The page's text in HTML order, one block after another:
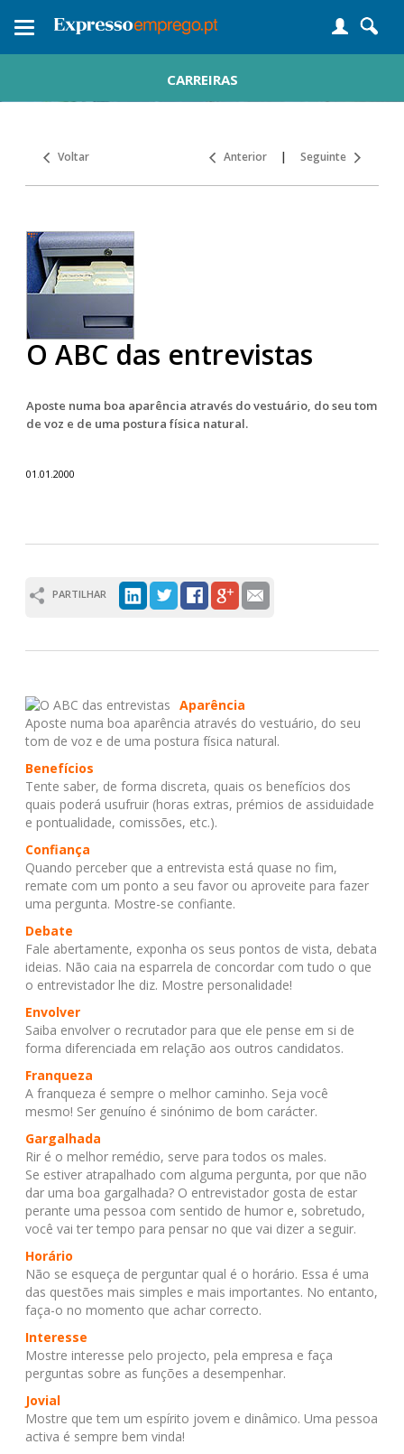
Toggle
CARREIRAS
Voltar Anterior | Seguinte
O ABC das entrevistas
Aposte numa boa aparência através do vestuário, do seu tom
de voz e de uma postura física natural.
01.01.2000
PARTILHAR
Aparência
Aposte numa boa aparência através do vestuário, do seu
tom de voz e de uma postura física natural.
Benefícios
Tente saber, de forma discreta, quais os benefícios dos
quais poderá usufruir (horas extras, prémios de assiduidade
e pontualidade, comissões, etc.).
Confiança
Quando perceber que a entrevista está quase no fim,
remate com um ponto a seu favor ou aproveite para fazer
uma pergunta. Mostre-se confiante.
Debate
Fale abertamente, exponha os seus pontos de vista, debata
ideias. Não caia na esparrela de concordar com tudo o que
o entrevistador lhe diz. Mostre personalidade!
Envolver
Saiba envolver o recrutador para que ele pense em si de
forma diferenciada em relação aos outros candidatos.
Franqueza
A franqueza é sempre o melhor caminho. Seja você
mesmo! Ser genuíno é sinónimo de bom carácter.
Gargalhada
Rir é o melhor remédio, serve para todos os males.
Se estiver atrapalhado com alguma pergunta, por que não
dar uma boa gargalhada? O entrevistador gosta de estar
perante uma pessoa com sentido de humor e, sobretudo,
você vai ter tempo para pensar no que vai dizer a seguir.
Horário
Não se esqueça de perguntar qual é o horário. Essa é uma
das questões mais simples e mais importantes. No entanto,
faça-o no momento que achar correcto.
Interesse
Mostre interesse pelo projecto, pela empresa e faça
perguntas sobre as funções a desempenhar.
Jovial
Mostre que tem um espírito jovem e dinâmico. Uma pessoa
activa é sempre bem vinda!